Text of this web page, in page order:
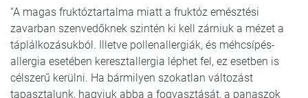
“A magas fruktóztartalma miatt a fruktóz emésztési
zavarban szenvedőknek szintén ki kell zárniuk a mézet a
táplálkozásukból. Illetve pollenallergiák, és méhcsípés-
allergia esetében keresztallergia léphet fel, ez esetben is
célszerű kerülni. Ha bármilyen szokatlan változást
tapasztalunk, hagyjuk abba a fogyasztását, a panaszok